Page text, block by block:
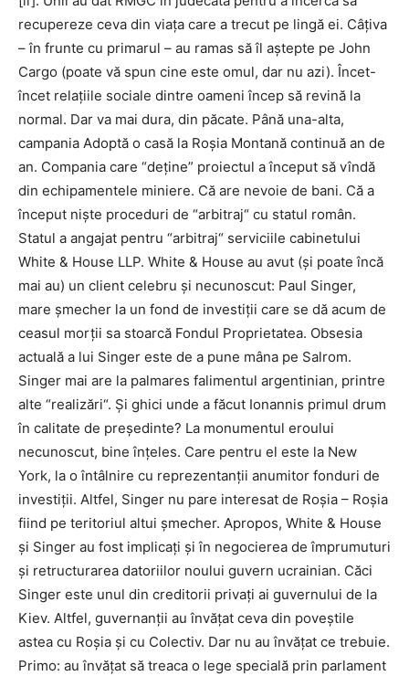
recupereze ceva din viața care a trecut pe lingă ei. Câțiva
– în frunte cu primarul – au ramas să îl aștepte pe John
Cargo (poate vă spun cine este omul, dar nu azi). Încet-
încet relațiile sociale dintre oameni încep să revină la
normal. Dar va mai dura, din păcate. Până una-alta,
campania Adoptă o casă la Roșia Montană continuă an de
an. Compania care “deține” proiectul a început să vîndă
din echipamentele miniere. Că are nevoie de bani. Că a
început niște proceduri de “arbitraj“ cu statul român.
Statul a angajat pentru “arbitraj“ serviciile cabinetului
White & House LLP. White & House au avut (și poate încă
mai au) un client celebru și necunoscut: Paul Singer,
mare șmecher la un fond de investiții care se dă acum de
ceasul morții sa stoarcă Fondul Proprietatea. Obsesia
actuală a lui Singer este de a pune mâna pe Salrom.
Singer mai are la palmares falimentul argentinian, printre
alte “realizări“. Și ghici unde a făcut Ionannis primul drum
în calitate de președinte? La monumentul eroului
necunoscut, bine înțeles. Care pentru el este la New
York, la o întâlnire cu reprezentanții anumitor fonduri de
investiții. Altfel, Singer nu pare interesat de Roșia – Roșia
fiind pe teritoriul altui șmecher. Apropos, White & House
și Singer au fost implicați și în negocierea de împrumuturi
și retructurarea datoriilor noului guvern ucrainian. Căci
Singer este unul din creditorii privați ai guvernului de la
Kiev. Altfel, guvernanții au învățat ceva din poveștile
astea cu Roșia și cu Colectiv. Dar nu au învățat ce trebuie.
Primo: au învățat să treaca o lege specială prin parlament